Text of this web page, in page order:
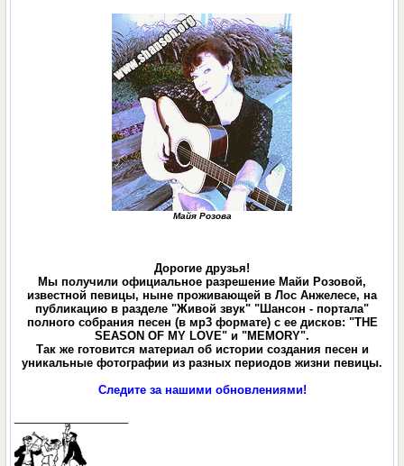
Майя Розова
Дорогие друзья!
Мы получили официальное разрешение Майи Розовой,
известной певицы, ныне проживающей в Лос Анжелесе, на
публикацию в разделе "Живой звук" "Шансон - портала"
полного собрания песен (в мр3 формате) с ее дисков: "THE
SEASON OF MY LOVE" и "MEMORY".
Так же готовится материал об истории создания песен и
уникальные фотографии из разных периодов жизни певицы.
Следите за нашими обновлениями!